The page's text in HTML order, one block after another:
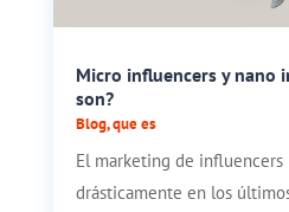
Micro influencers y nano
son?
Blog,que es
El marketing de influencers
drásticamente en los